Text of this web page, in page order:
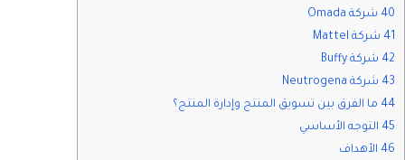
40 شركة Omada
41 شركة Mattel
42 شركة Buffy
43 شركة Neutrogena
44 ما الفرق بين تسويق المنتج وإدارة المنتج؟
45 التوجه الأساسي
46 الأهداف